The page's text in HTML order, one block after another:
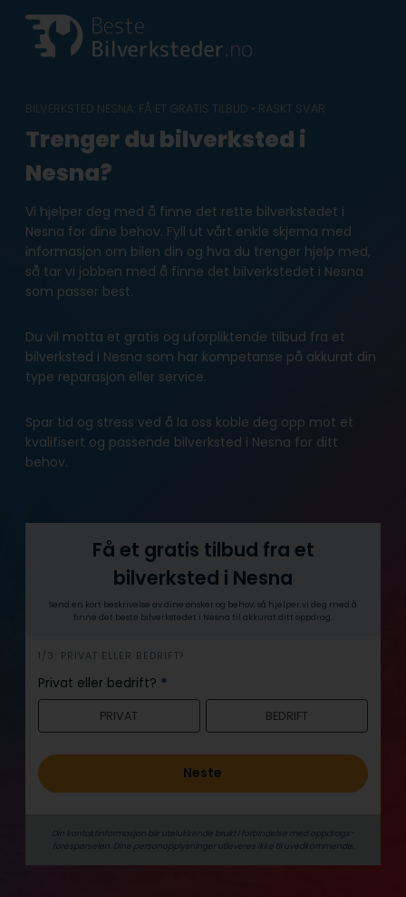
content
BILVERKSTED NESNA: FÅ ET GRATIS TILBUD • RASKT SVAR
Trenger du bilverksted i
Nesna?
Vi hjelper deg med å finne det rette bilverkstedet i
Nesna for dine behov. Fyll ut vårt enkle skjema med
informasjon om bilen din og hva du trenger hjelp med,
så tar vi jobben med å finne det bilverkstedet i Nesna
som passer best.
Du vil motta et gratis og uforpliktende tilbud fra et
bilverksted i Nesna som har kompetanse på akkurat din
type reparasjon eller service.
Spar tid og stress ved å la oss koble deg opp mot et
kvalifisert og passende bilverksted i Nesna for ditt
behov.
Få et gratis tilbud fra et
bilverksted i Nesna
Send en kort beskrivelse av dine ønsker og behov, så hjelper vi deg med å
finne det beste bilverkstedet i Nesna til akkurat ditt oppdrag.
h
e
r
1/3: PRIVAT ELLER BEDRIFT?
Privat eller bedrift? *
PRIVAT BEDRIFT
Neste
Din kontaktinformasjon blir utelukkende brukt i forbindelse med oppdrags­
forespørselen. Dine person­­opplysninger utleveres ikke til uvedkommende.